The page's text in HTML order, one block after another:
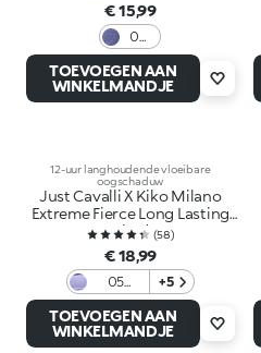
€ 15,99
03
Blu
Dive
TOEVOEGEN AAN
WINKELMANDJE
12-uur langhoudende vloeibare
oogschaduw
Just Cavalli X Kiko Milano
Extreme Fierce Long Lasting
Eyeshadow
(58)
€ 18,99
05
Chaotic
Violet
+5
TOEVOEGEN AAN
WINKELMANDJE